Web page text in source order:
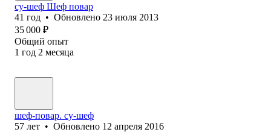
су-шеф Шеф повар
41 год • Обновлено 23 июля 2013
35 000 ₽
Общий опыт
1 год 2 месяца
шеф-повар. су-шеф
57 лет • Обновлено 12 апреля 2016